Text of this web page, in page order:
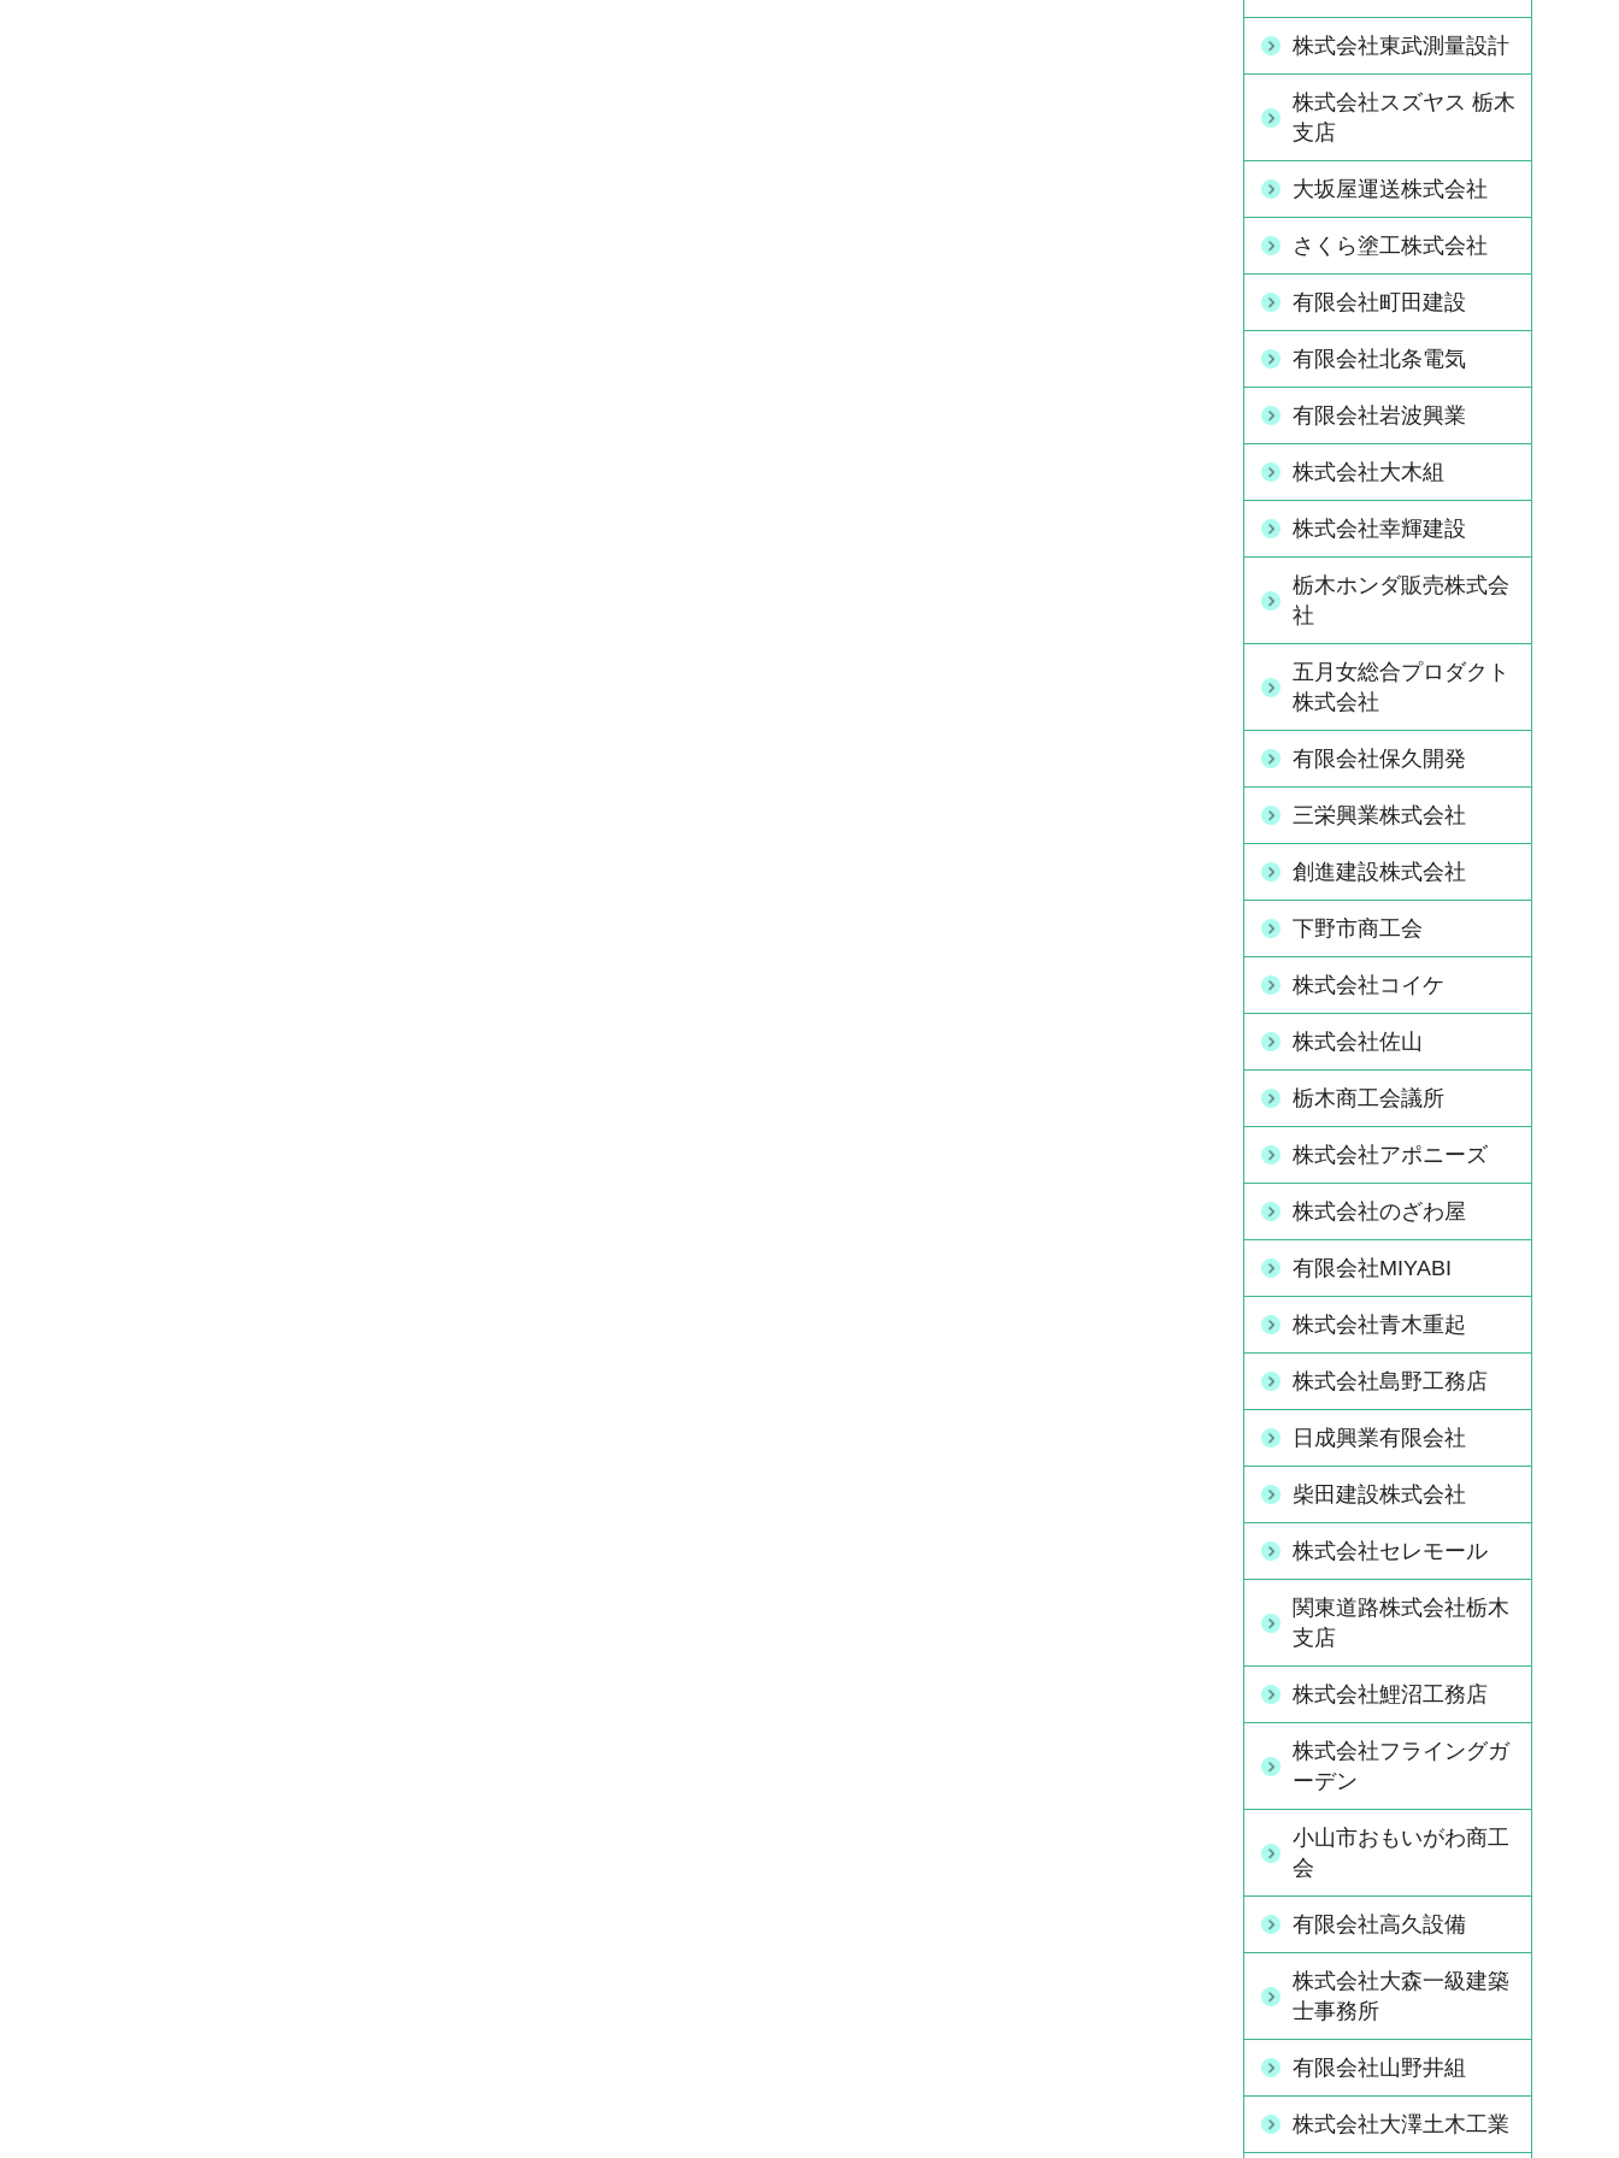
株式会社東武測量設計
株式会社スズヤス 栃木
支店
大坂屋運送株式会社
さくら塗工株式会社
有限会社町田建設
有限会社北条電気
有限会社岩波興業
株式会社大木組
株式会社幸輝建設
栃木ホンダ販売株式会
社
五月女総合プロダクト
株式会社
有限会社保久開発
三栄興業株式会社
創進建設株式会社
下野市商工会
株式会社コイケ
株式会社佐山
栃木商工会議所
株式会社アポニーズ
株式会社のざわ屋
有限会社MIYABI
株式会社青木重起
株式会社島野工務店
日成興業有限会社
柴田建設株式会社
株式会社セレモール
関東道路株式会社栃木
支店
株式会社鯉沼工務店
株式会社フライングガ
ーデン
小山市おもいがわ商工
会
有限会社高久設備
株式会社大森一級建築
士事務所
有限会社山野井組
株式会社大澤土木工業